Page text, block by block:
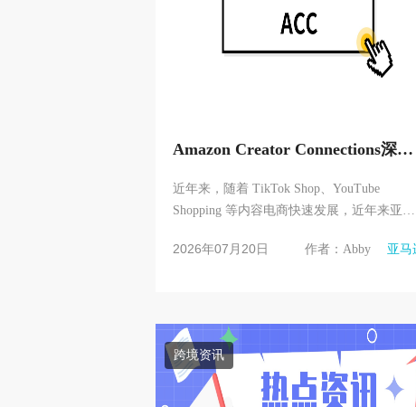
Amazon Creator Connections深度
式
近年来，随着 TikTok Shop、YouTube
Shopping 等内容电商快速发展，近年来亚马
望借助 Creator 的内容影...
2026年07月20日 作者：Abby 亚马
跨境资讯